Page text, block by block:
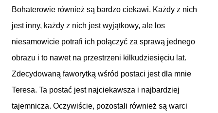
Bohaterowie również są bardzo ciekawi. Każdy z nich
jest inny, każdy z nich jest wyjątkowy, ale los
niesamowicie potrafi ich połączyć za sprawą jednego
obrazu i to nawet na przestrzeni kilkudziesięciu lat.
Zdecydowaną faworytką wśród postaci jest dla mnie
Teresa. Ta postać jest najciekawsza i najbardziej
tajemnicza. Oczywiście, pozostali również są warci